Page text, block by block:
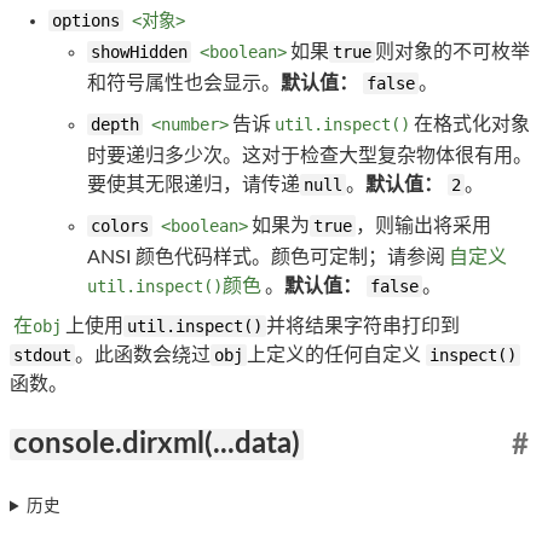
options
<对象>
showHidden
<boolean>如果 true 则对象的不可枚举
和符号属性也会显示。 默认值： false。
depth <number> 告诉 util.inspect() 在格式化对象
时要递归多少次。这对于检查大型复杂物体很有用。
要使其无限递归，请传递 null 。 默认值： 2。
colors <boolean>如果为 true ，则输出将采用
ANSI 颜色代码样式。颜色可定制；请参阅 自定义
util.inspect()颜色。 默认值： false。
在obj 上使用 util.inspect() 并将结果字符串打印到
stdout 。此函数会绕过 obj 上定义的任何自定义 inspect()
函数。
console.dirxml(...data) #
历史